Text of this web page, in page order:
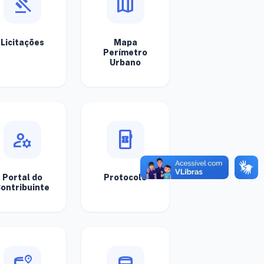
Licitações
Mapa
Perímetro
Urbano
manage_accounts
Portal do
mobile_ticket
Protocolo